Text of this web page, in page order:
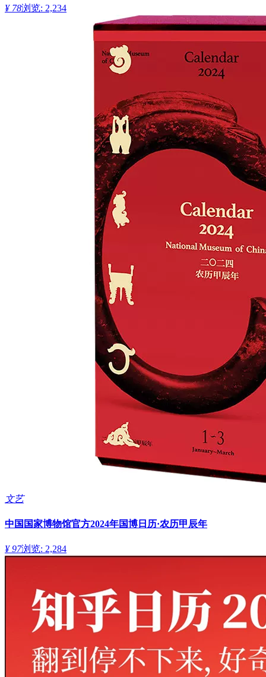
¥ 78浏览: 2,234
文艺
中国国家博物馆官方2024年国博日历·农历甲辰年
¥ 97浏览: 2,284